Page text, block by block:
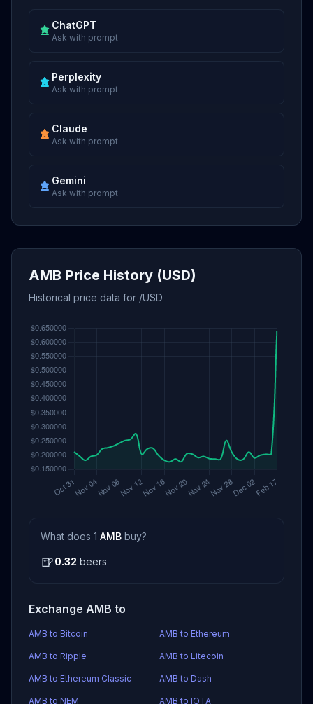
ChatGPT
Ask with prompt
Perplexity
Ask with prompt
Claude
Ask with prompt
Gemini
Ask with prompt
AMB Price History (USD)
Historical price data for /USD
What does 1 AMB buy?
🍺0.32 beers
Exchange AMB to
AMB to Bitcoin AMB to Ethereum
AMB to Ripple AMB to Litecoin
AMB to Ethereum Classic AMB to Dash
AMB to NEM AMB to IOTA